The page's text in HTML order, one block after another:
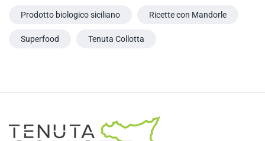
Prodotto biologico siciliano Ricette con Mandorle
Superfood Tenuta Collotta